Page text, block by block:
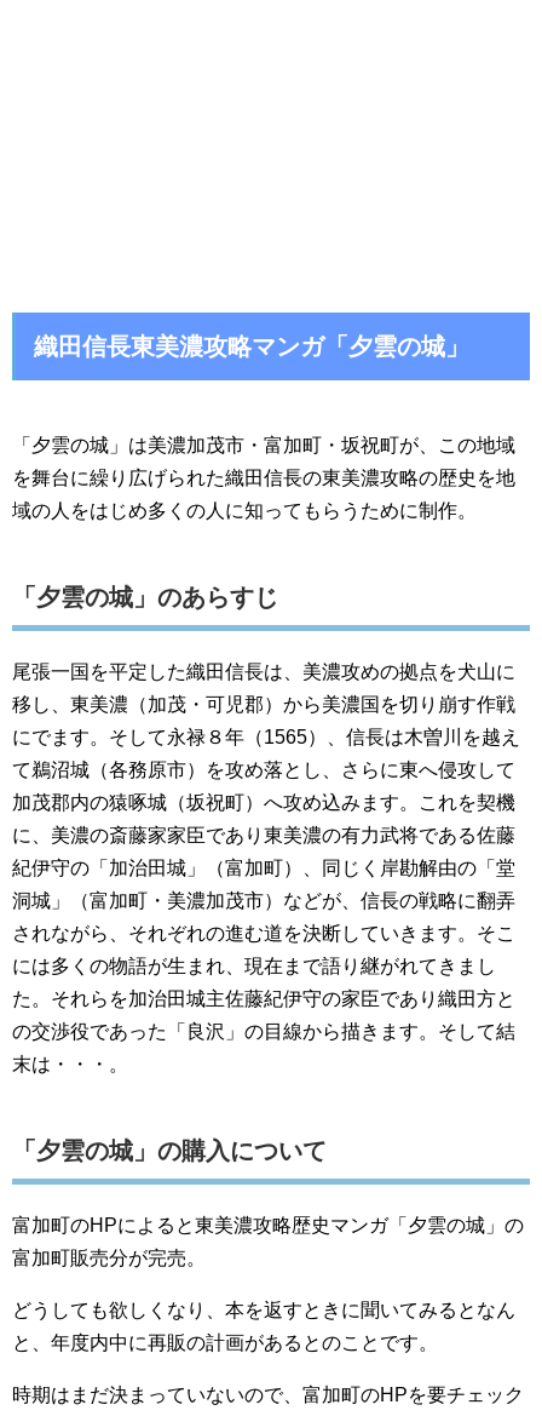
織田信長東美濃攻略マンガ「夕雲の城」
「夕雲の城」は美濃加茂市・富加町・坂祝町が、この地域
を舞台に繰り広げられた織田信長の東美濃攻略の歴史を地
域の人をはじめ多くの人に知ってもらうために制作。
「夕雲の城」のあらすじ
尾張一国を平定した織田信長は、美濃攻めの拠点を犬山に
移し、東美濃（加茂・可児郡）から美濃国を切り崩す作戦
にでます。そして永禄８年（1565）、信長は木曽川を越え
て鵜沼城（各務原市）を攻め落とし、さらに東へ侵攻して
加茂郡内の猿啄城（坂祝町）へ攻め込みます。これを契機
に、美濃の斎藤家家臣であり東美濃の有力武将である佐藤
紀伊守の「加治田城」（富加町）、同じく岸勘解由の「堂
洞城」（富加町・美濃加茂市）などが、信長の戦略に翻弄
されながら、それぞれの進む道を決断していきます。そこ
には多くの物語が生まれ、現在まで語り継がれてきまし
た。それらを加治田城主佐藤紀伊守の家臣であり織田方と
の交渉役であった「良沢」の目線から描きます。そして結
末は・・・。
「夕雲の城」の購入について
富加町のHPによると東美濃攻略歴史マンガ「夕雲の城」の
富加町販売分が完売。
どうしても欲しくなり、本を返すときに聞いてみるとなん
と、年度内中に再販の計画があるとのことです。
時期はまだ決まっていないので、富加町のHPを要チェック